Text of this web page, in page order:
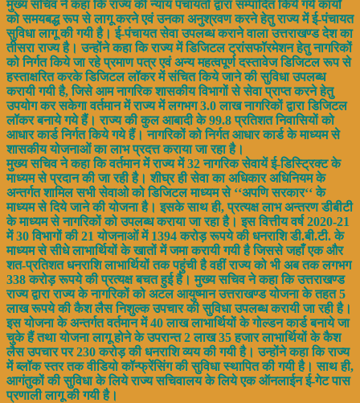
मुख्य सचिव ने कहा कि राज्य की न्याय पंचायतों द्वारा सम्पादित किये गये कार्यों
को समयबद्ध रूप से लागू करने एवं उनका अनुश्रवण करने हेतु राज्य में ई-पंचायत
सुविधा लागू की गयी है। ई-पंचायत सेवा उपलब्ध कराने वाला उत्तराखण्ड देश का
तीसरा राज्य है। उन्होंने कहा कि राज्य में डिजिटल ट्रांसफॉरमेशन हेतु नागरिकों
को निर्गत किये जा रहे प्रमाण पत्र एवं अन्य महत्वपूर्ण दस्तावेज डिजिटल रूप से
हस्ताक्षरित करके डिजिटल लॉकर में संचित किये जाने की सुविधा उपलब्ध
करायी गयी है, जिसे आम नागरिक शासकीय विभागों से सेवा प्राप्त करने हेतु
उपयोग कर सकेगा वर्तमान में राज्य में लगभग 3.0 लाख नागरिकों द्वारा डिजिटल
लॉकर बनाये गये हैं। राज्य की कुल आबादी के 99.8 प्रतिशत निवासियों को
आधार कार्ड निर्गत किये गये हैं। नागरिकों को निर्गत आधार कार्ड के माध्यम से
शासकीय योजनाओं का लाभ प्रदत्त कराया जा रहा है।
मुख्य सचिव ने कहा कि वर्तमान में राज्य में 32 नागरिक सेवायें ई-डिस्ट्रिक्ट के
माध्यम से प्रदान की जा रही है। शीघ्र ही सेवा का अधिकार अधिनियम के
अन्तर्गत शामिल सभी सेवाओ को डिजिटल माध्यम से ‘‘अपणि सरकार‘‘ के
माध्यम से दिये जाने की योजना है। इसके साथ ही, प्रत्यक्ष लाभ अन्तरण डीबीटी
के माध्यम से नागरिकों को उपलब्ध कराया जा रहा है। इस वित्तीय वर्ष 2020-21
में 30 विभागों की 21 योजनाओं में 1394 करोड़ रूपये की धनराशि डी.बी.टी. के
माध्यम से सीधे लाभार्थियों के खातों में जमा करायी गयी है जिससे जहाँ एक और
शत-प्रतिशत धनराशि लाभार्थियों तक पहुंची है वहीं राज्य को भी अब तक लगभग
338 करोड़ रूपये की प्रत्यक्ष बचत हुई है। मुख्य सचिव ने कहा कि उत्तराखण्ड
राज्य द्वारा राज्य के नागरिकों को अटल आयुष्मान उत्तराखण्ड योजना के तहत 5
लाख रूपये की कैश लैस निशुल्क उपचार की सुविधा उपलब्ध करायी जा रही है।
इस योजना के अन्तर्गत वर्तमान में 40 लाख लाभार्थियों के गोल्डन कार्ड बनाये जा
चुके हैं तथा योजना लागू होने के उपरान्त 2 लाख 35 हजार लाभार्थियों के कैश
लैस उपचार पर 230 करोड़ की धनराशि व्यय की गयी है। उन्होंने कहा कि राज्य
में ब्लॉक स्तर तक वीडियो कॉन्फ्रेंसिंग की सुविधा स्थापित की गयी है। साथ ही,
आगंतुकों की सुविधा के लिये राज्य सचिवालय के लिये एक ऑनलाईन ई-गेट पास
प्रणाली लागू की गयी है।